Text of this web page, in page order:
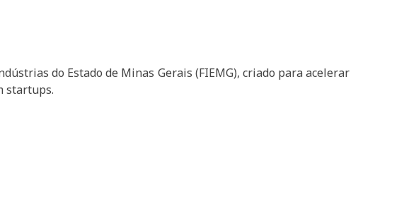
do Estado de Minas Gerais (FIEMG), criado para acelerar
startups.